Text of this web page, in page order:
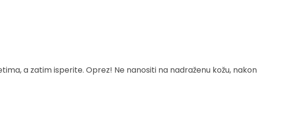
a zatim isperite. Oprez! Ne nanositi na nadraženu kožu, nakon